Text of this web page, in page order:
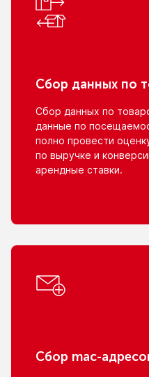
Сбор данных по
Сбор данных по
данные по
полно провести
по выручке и
арендные ставки.
Сбор mac-